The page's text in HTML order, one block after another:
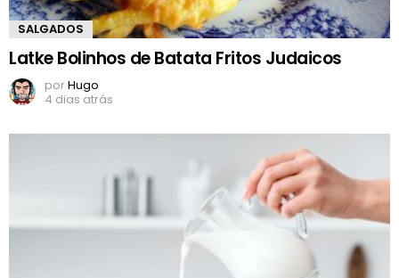
SALGADOS
Latke Bolinhos de Batata Fritos Judaicos
porHugo
4 dias atrás